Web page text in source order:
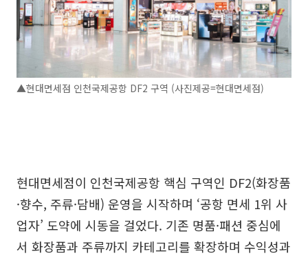
▲현대면세점 인천국제공항 DF2 구역 (사진제공=현대면세점)
현대면세점이 인천국제공항 핵심 구역인 DF2(화장품
·향수, 주류·담배) 운영을 시작하며 ‘공항 면세 1위 사
업자’ 도약에 시동을 걸었다. 기존 명품·패션 중심에
서 화장품과 주류까지 카테고리를 확장하며 수익성과